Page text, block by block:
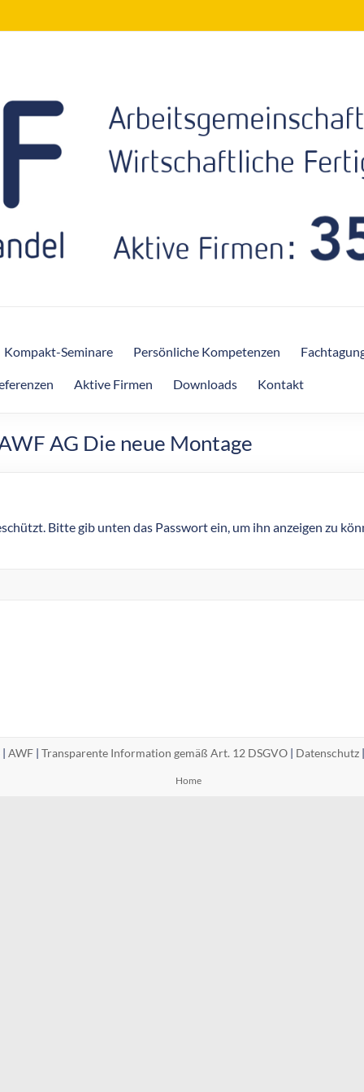
Kompakt-Seminare Persönliche Kompetenzen
Aktive Firmen Downloads Kontakt
AG Die neue Montage
Bitte gib unten das Passwort ein, um ihn anzeigen zu
AWF | Transparente Information gemäß Art. 12 DSGVO | Datenschutz
Home